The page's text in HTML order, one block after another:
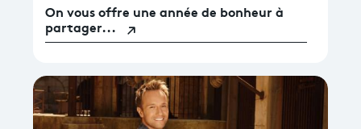
On vous offre une année de bonheur à
partager...